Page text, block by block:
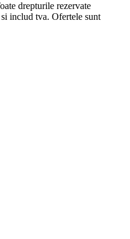
drepturile rezervate
includ tva. Ofertele sunt